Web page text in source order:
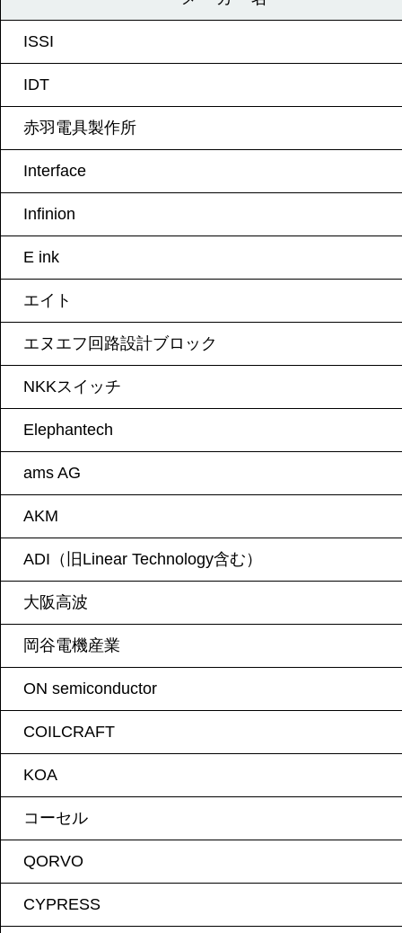
ISSI
IDT
赤羽電具製作所
Interface
Infinion
E ink
エイト
エヌエフ回路設計ブロック
NKKスイッチ
Elephantech
ams AG
AKM
ADI（旧Linear Technology含む）
大阪高波
岡谷電機産業
ON semiconductor
COILCRAFT
KOA
コーセル
QORVO
CYPRESS